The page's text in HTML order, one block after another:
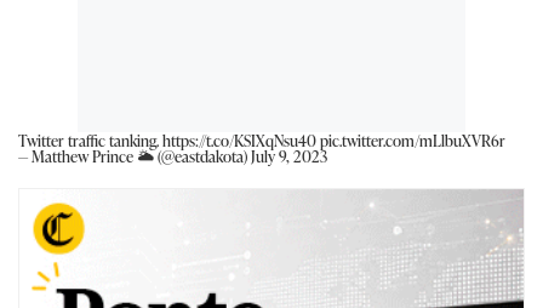
Twitter traffic tanking.https://t.co/KSIXqNsu40pic.twitter.com/mLlbuXVR6r
— Matthew Prince 🌥 (@eastdakota)July 9, 2023